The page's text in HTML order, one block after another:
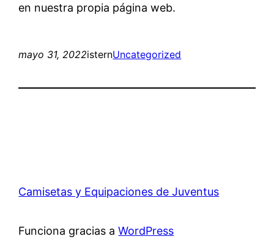
en nuestra propia página web.
mayo 31, 2022isternUncategorized
Camisetas y Equipaciones de Juventus
Funciona gracias aWordPress